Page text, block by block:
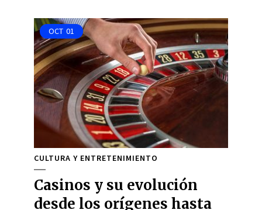
OCT 01
CULTURA Y ENTRETENIMIENTO
Casinos y su evolución
desde los orígenes hasta